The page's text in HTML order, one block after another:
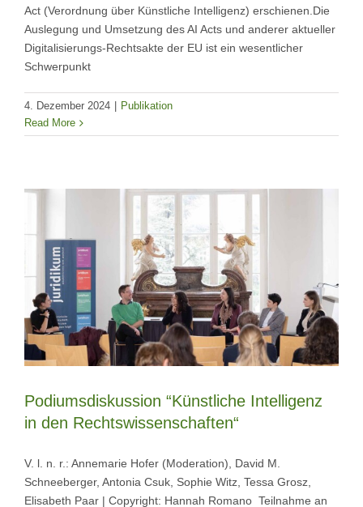
Act (Verordnung über Künstliche Intelligenz) erschienen.Die
Auslegung und Umsetzung des AI Acts und anderer aktueller
Digitalisierungs-Rechtsakte der EU ist ein wesentlicher
Schwerpunkt
4. Dezember 2024
Publikation
Read More
Podiumsdiskussion “Künstliche Intelligenz
in den Rechtswissenschaften“
V. l. n. r.: Annemarie Hofer (Moderation), David M.
Schneeberger, Antonia Csuk, Sophie Witz, Tessa Grosz,
Elisabeth Paar | Copyright: Hannah Romano Teilnahme an